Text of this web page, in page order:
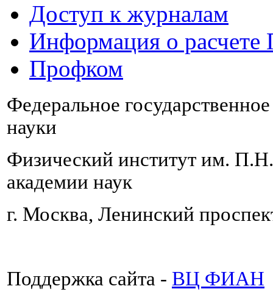
Доступ к журналам
Информация о
Профком
Федеральное
науки
Физический институт им.
академии наук
г. Москва, Ленинский
Поддержка сайта - ВЦ ФИАН